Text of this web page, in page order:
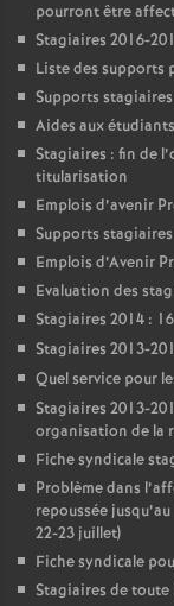
pourront être
Stagiaires 2016-
Liste des supports
Supports
Aides aux
Stagiaires : fin de
titularisation
Emplois d’avenir
Supports
Emplois d’Avenir
Evaluation des
Stagiaires 2014 :
Stagiaires 2013-
Quel service pour
Stagiaires 2013-
organisation de la
Fiche syndicale
Problème dans
repoussée
22-23 juillet)
Fiche syndicale
Stagiaires de toute